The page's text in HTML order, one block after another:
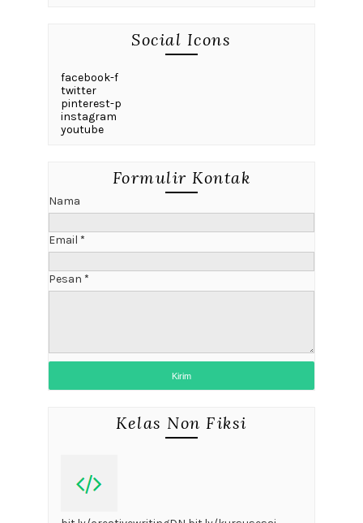
Social Icons
facebook-f
twitter
pinterest-p
instagram
youtube
Formulir Kontak
Nama
Email *
Pesan *
Kelas Non Fiksi